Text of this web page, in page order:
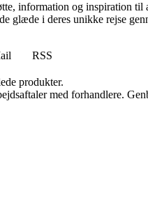
information og inspiration
glæde i deres unikke rejse
RSS
produkter.
med forhandlere.